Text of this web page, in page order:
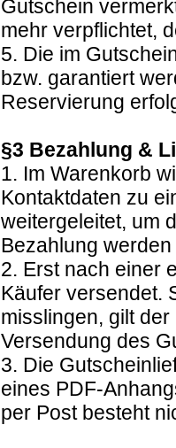
Gutschein
mehr verpflichtet,
5. Die im
bzw. garantiert
Reservierung
§3 Bezahlung &
1. Im Warenkorb
Kontaktdaten zu
weitergeleitet, um
Bezahlung
2. Erst nach einer
Käufer versendet.
misslingen, gilt
Versendung des
3. Die
eines PDF-
per Post besteht